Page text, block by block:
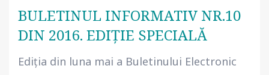
BULETINUL INFORMATIV NR.10
DIN 2016. EDIȚIE SPECIALĂ
Ediția din luna mai a Buletinului Electronic